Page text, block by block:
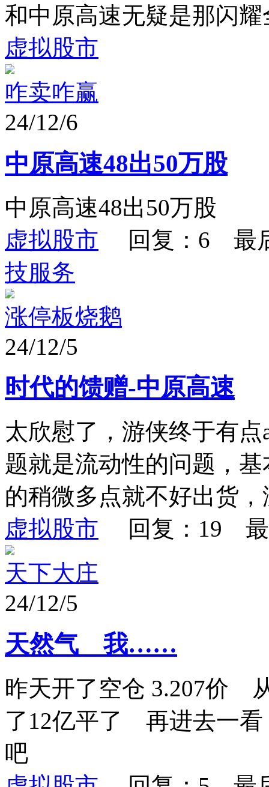
和中原高速无疑是那闪
虚拟股市
咋卖咋赢
24/12/6
中原高速48出50万股
中原高速48出50万股
虚拟股市 回复：6 最
技服务
涨停板烧鹅
24/12/5
时代的馈赠-中原高速
太欣慰了，游侠终于有
题就是流动性的问题，
的稍微多点就不好出货
虚拟股市 回复：19 最
天下大庄
24/12/5
天然气 我……
昨天开了空仓 3.207价
了12亿平了 再进去一看
吧